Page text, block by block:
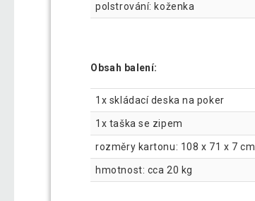
polstrování: koženka
Obsah balení:
1x skládací deska na poker
1x taška se zipem
rozměry kartonu: 108 x 71 x 7 cm
hmotnost: cca 20 kg